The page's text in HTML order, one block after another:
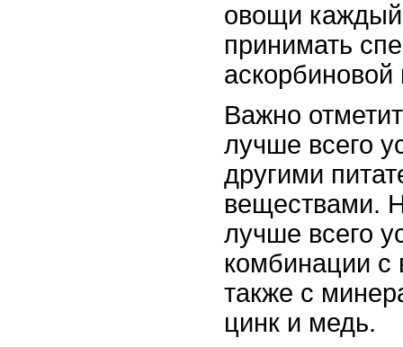
овощи
принимать
аскорбиновой
Важно
лучше всего
другими
веществами.
лучше всего
комбинации с
также с
цинк и медь.